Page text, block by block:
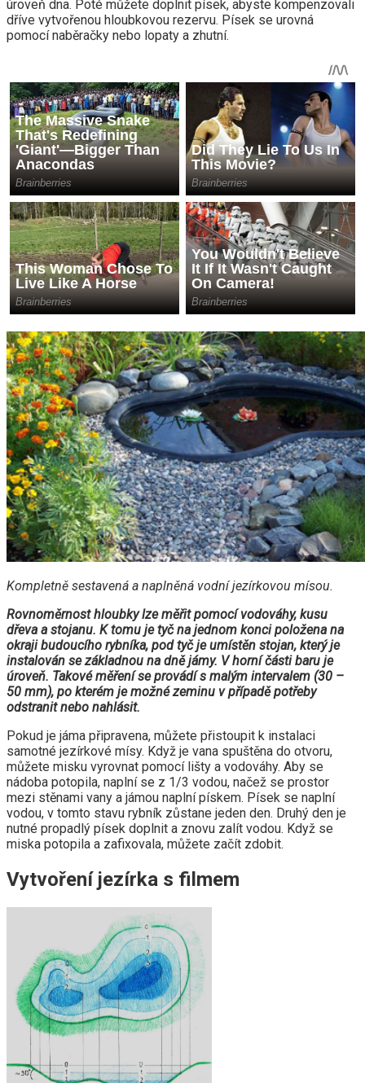
úroveň dna. Poté můžete doplnit písek, abyste kompenzovali
dříve vytvořenou hloubkovou rezervu. Písek se urovná
pomocí naběračky nebo lopaty a zhutní.
Kompletně sestavená a naplněná vodní jezírkovou mísou.
Rovnoměrnost hloubky lze měřit pomocí vodováhy, kusu
dřeva a stojanu. K tomu je tyč na jednom konci položena na
okraji budoucího rybníka, pod tyč je umístěn stojan, který je
instalován se základnou na dně jámy. V horní části baru je
úroveň. Takové měření se provádí s malým intervalem (30 –
50 mm), po kterém je možné zeminu v případě potřeby
odstranit nebo nahlásit.
Pokud je jáma připravena, můžete přistoupit k instalaci
samotné jezírkové mísy. Když je vana spuštěna do otvoru,
můžete misku vyrovnat pomocí lišty a vodováhy. Aby se
nádoba potopila, naplní se z 1/3 vodou, načež se prostor
mezi stěnami vany a jámou naplní pískem. Písek se naplní
vodou, v tomto stavu rybník zůstane jeden den. Druhý den je
nutné propadlý písek doplnit a znovu zalít vodou. Když se
miska potopila a zafixovala, můžete začít zdobit.
Vytvoření jezírka s filmem